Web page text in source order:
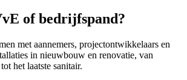
of bedrijfspand?
met aannemers, projectontwikkelaars en
in nieuwbouw en renovatie, van
het laatste sanitair.